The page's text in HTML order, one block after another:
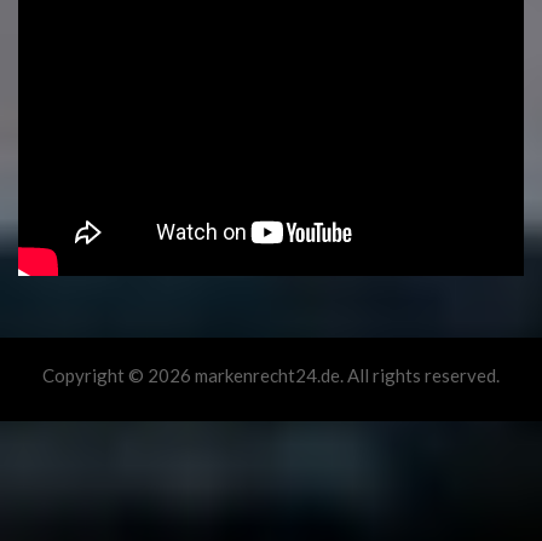
Copyright © 2026 markenrecht24.de. All rights reserved.